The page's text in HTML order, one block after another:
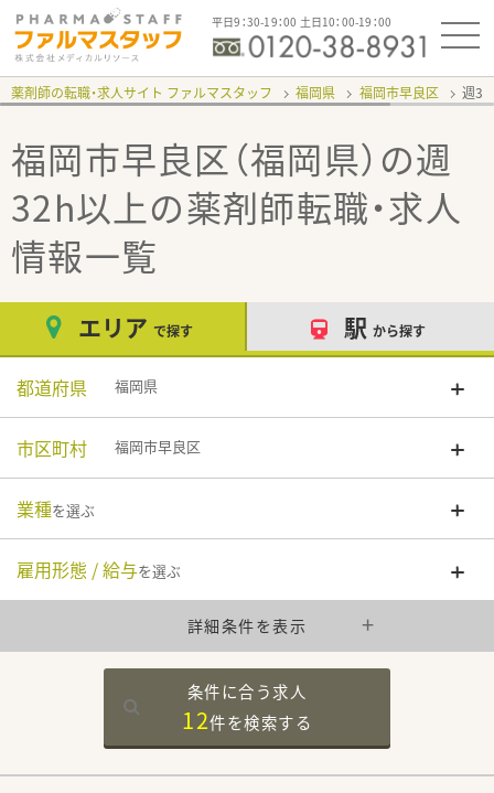
平日9：30-19：00 土日10：00-19：00
薬剤師の転職・求人サイト ファルマスタッフ 福岡県 福岡市早良区 週
福岡市早良区（福岡県）の週
32h以上の薬剤師転職・求人
情報一覧
エリア で探す 駅 から探す
都道府県 福岡県
市区町村 福岡市早良区
業種を選ぶ
雇用形態 / 給与を選ぶ
詳細条件を表示
条件に合う求人
12件を検索する